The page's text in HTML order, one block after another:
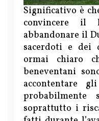
Significativo è
convincere il
abbandonare il
sacerdoti e dei
ormai chiaro
beneventani
accontentare
probabilmente
soprattutto i